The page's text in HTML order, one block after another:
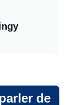
de